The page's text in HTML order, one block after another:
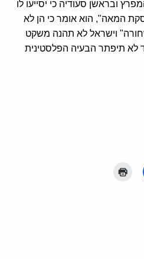
ובראשן סעודיה כי יסייעו לו
המאה", הוא אומר כי הן לא
וישראל לא תהנה משקט
לא תיפתר הבעיה הפלסטינית